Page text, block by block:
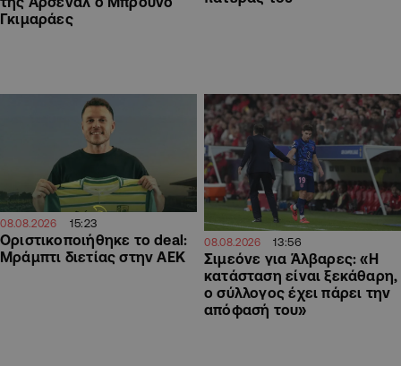
Γκιμαράες
08.08.2026 15:23
Οριστικοποιήθηκε το deal:
Μράμπτι διετίας στην ΑΕΚ
08.08.2026 13:56
Σιμεόνε για Άλβαρες: «Η
κατάσταση είναι ξεκάθαρη,
ο σύλλογος έχει πάρει την
απόφασή του»